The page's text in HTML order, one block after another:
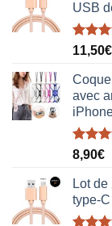
USB
Note
11,50€
avec
Note
8,90€
Lot
type-